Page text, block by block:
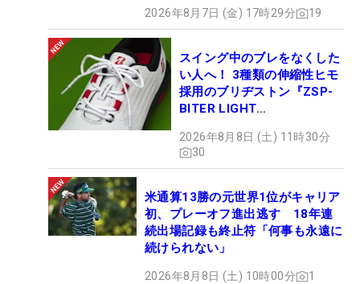
2026年8月7日 (金) 17時29分 19
スイング中のブレをなくした
い人へ！ 3種類の伸縮性ヒモ
採用のブリヂストン『ZSP-
BITER LIGHT
ュー
2026年8月8日 (土) 11時30分
30
米通算13勝の元世界1位がキャリア
初、プレーオフ進出逃す 18年連
続出場記録も終止符「何事も永遠に
続けられない」
2026年8月8日 (土) 10時00分 1